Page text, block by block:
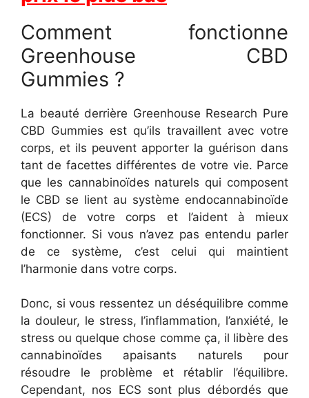
Comment fonctionne
Greenhouse CBD
Gummies ?
La beauté derrière Greenhouse Research Pure
CBD Gummies est qu’ils travaillent avec votre
corps, et ils peuvent apporter la guérison dans
tant de facettes différentes de votre vie. Parce
que les cannabinoïdes naturels qui composent
le CBD se lient au système endocannabinoïde
(ECS) de votre corps et l’aident à mieux
fonctionner. Si vous n’avez pas entendu parler
de ce système, c’est celui qui maintient
l’harmonie dans votre corps.
Donc, si vous ressentez un déséquilibre comme
la douleur, le stress, l’inflammation, l’anxiété, le
stress ou quelque chose comme ça, il libère des
cannabinoïdes apaisants naturels pour
résoudre le problème et rétablir l’équilibre.
Cependant, nos ECS sont plus débordés que